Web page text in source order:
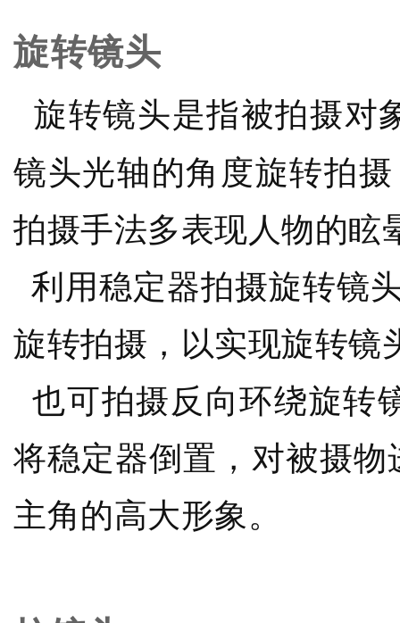
旋转镜头
旋转镜头是指被拍摄对
镜头光轴的角度旋转拍
拍摄手法多表现人物的眩
利用稳定器拍摄旋转镜
旋转拍摄，以实现旋转镜
也可拍摄反向环绕旋转
将稳定器倒置，对被摄
主角的高大形象。